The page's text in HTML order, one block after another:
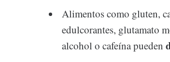
Alimentos como gluten,
edulcorantes, glutamato
alcohol o cafeína pueden